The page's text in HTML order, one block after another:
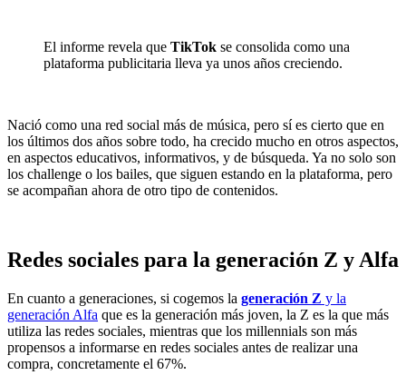
El informe revela que TikTok se consolida como una
plataforma publicitaria lleva ya unos años creciendo.
Nació como una red social más de música, pero sí es cierto que en
los últimos dos años sobre todo, ha crecido mucho en otros aspectos,
en aspectos educativos, informativos, y de búsqueda. Ya no solo son
los challenge o los bailes, que siguen estando en la plataforma, pero
se acompañan ahora de otro tipo de contenidos.
Redes sociales para la generación Z y Alfa
En cuanto a generaciones, si cogemos la generación Z y la
generación Alfa que es la generación más joven, la Z es la que más
utiliza las redes sociales, mientras que los millennials son más
propensos a informarse en redes sociales antes de realizar una
compra, concretamente el 67%.